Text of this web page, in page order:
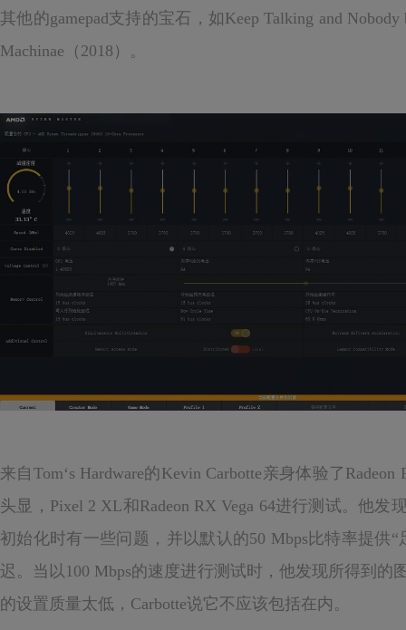
其他的gamepad支持的宝石，如Keep Talking and
Machinae（2018）。
来自Tom‘s Hardware的Kevin Carbotte亲身体验了
头显，Pixel 2 XL和Radeon RX Vega 64进行测试。他
初始化时有一些问题，并以默认的50 Mbps比特率提供
迟。当以100 Mbps的速度进行测试时，他发现所得到的
的设置质量太低，Carbotte说它不应该包括在内。